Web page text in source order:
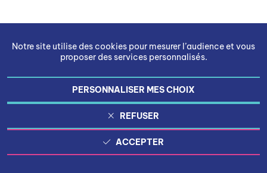
Notre site utilise des cookies pour mesurer l’audience et vous
proposer des services personnalisés.
PERSONNALISER MES CHOIX
REFUSER
ACCEPTER